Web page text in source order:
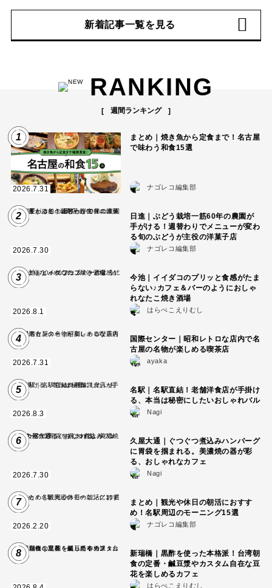
新着記事一覧を見る
RANKING
週間ランキング
1
2026.7.31
まとめ｜焼き魚から定食まで！名古屋
で味わう和食15選
ナゴレコ編集部
2
2026.7.30
日進｜ぶどう栽培一筋60年の農園が
手がける！週替わりでメニューが変わ
る旬のぶどうが主役の洋菓子店
ナゴレコ編集部
3
2026.8.1
今池｜イイダコのプリッと食感がたま
らない♪カフェ＆バーのようにおしゃ
れなたこ焼き酒場
はらぺこえりむし
4
2026.7.31
国際センター｜昭和レトロな店内で名
古屋の名物が楽しめる喫茶店
ayaka
5
2026.8.3
名駅｜名駅直結！老舗洋食店が手掛け
る、本当は秘密にしたいおしゃれバル
Nagi
6
2026.7.30
久屋大通｜ぐつぐつ煮込みハンバーグ
に胃袋を掴まれる。美濃焼の器が彩
る、おしゃれなカフェ
Nagi
7
2026.2.20
まとめ｜観光や休日の朝活におすす
め！名駅周辺のモーニング15選
ナゴレコ編集部
8
新瑞橋｜黒酢を使った本格派！台湾朝
食の定番・鹹豆漿やカスタム自在な豆
花を楽しめるカフェ
はらぺこえりむし